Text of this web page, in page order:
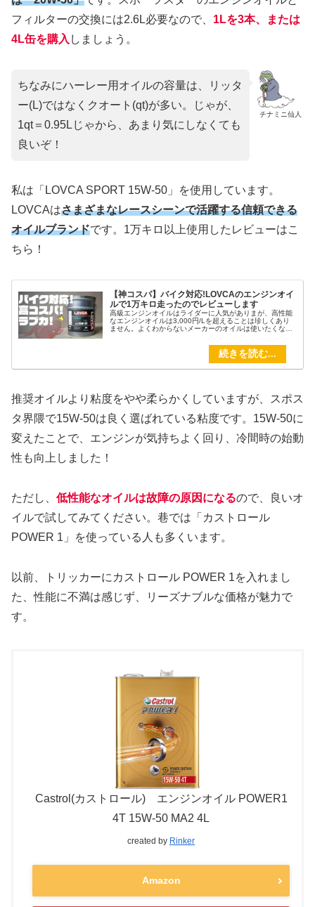
フィルターの交換には2.6L必要なので、 1Lを3本、または
4L缶を購入 しましょう。
チナミニ仙人
ちなみにハーレー用オイルの容量は、リッタ
ー(L)ではなくクオート(qt)が多い。じゃが、
1qt＝0.95Lじゃから、あまり気にしなくても
良いぞ！
私は「LOVCA SPORT 15W-50」を使用しています。
LOVCAはさまざまなレースシーンで活躍する信頼できる
オイルブランドです。1万キロ以上使用したレビューはこ
ちら！
【神コスパ】バイク対応!LOVCAのエンジンオイ
ルで1万キロ走ったのでレビューします
高級エンジンオイルはライダーに人気がありまが、高性能
なエンジンオイルは3,000円/Lを超えることは珍しくあり
ません。よくわからないメーカーのオイルは使いたくない
な、コスパの高いエンジンオイルはないものか。。。そこ
でこの記事では、知る人ぞ知る神コスパオイルメーカー、
LOVCA(ラブカ)のエンジンオイルで1万キロ以上走行した
推奨オイルより粘度をやや柔らかくしていますが、スポス
タ界隈で15W-50は良く選ばれている粘度です。15W-50に
変えたことで、エンジンが気持ちよく回り、冷間時の始動
性も向上しました！
ただし、 低性能なオイルは故障の原因になるので、良いオ
イルで試してみてください。巷では「カストロール
POWER 1」を使っている人も多くいます。
以前、トリッカーにカストロール POWER 1を入れまし
た、性能に不満は感じず、リーズナブルな価格が魅力で
す。
Castrol(カストロール) エンジンオイル POWER1
4T 15W-50 MA2 4L
created by Rinker
Amazon